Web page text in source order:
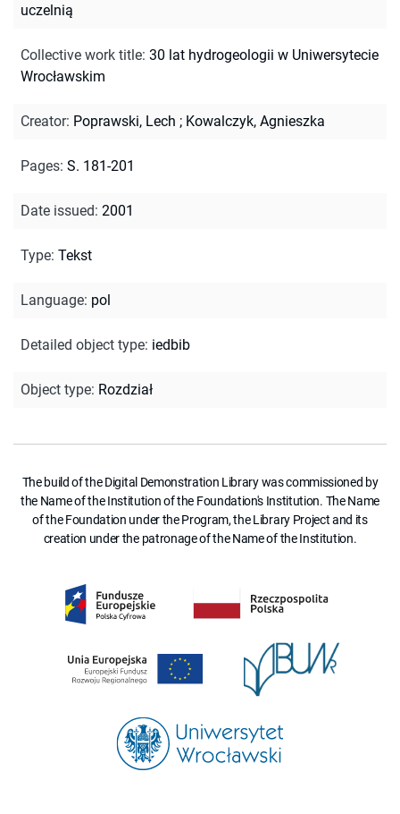
uczelnią
Collective work title: 30 lat hydrogeologii w Uniwersytecie
Wrocławskim
Creator: Poprawski, Lech ; Kowalczyk, Agnieszka
Pages: S. 181-201
Date issued: 2001
Type: Tekst
Language: pol
Detailed object type: iedbib
Object type: Rozdział
The build of the Digital Demonstration Library was commissioned by
the Name of the Institution of the Foundation's Institution. The Name
of the Foundation under the Program, the Library Project and its
creation under the patronage of the Name of the Institution.